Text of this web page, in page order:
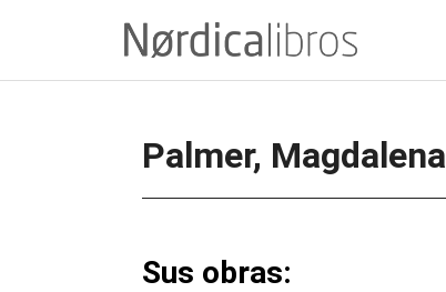
Palmer, Magdalena
Sus obras: